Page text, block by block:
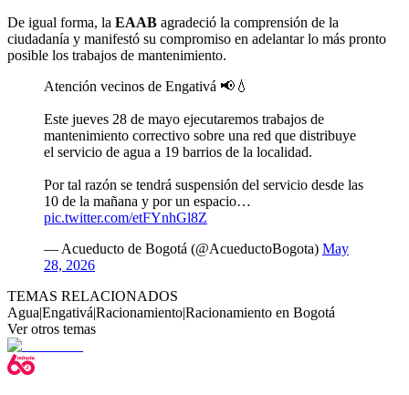
De igual forma, la EAAB agradeció la comprensión de la
ciudadanía y manifestó su compromiso en adelantar lo más pronto
posible los trabajos de mantenimiento.
Atención vecinos de Engativá 📢💧
Este jueves 28 de mayo ejecutaremos trabajos de
mantenimiento correctivo sobre una red que distribuye
el servicio de agua a 19 barrios de la localidad.
Por tal razón se tendrá suspensión del servicio desde las
10 de la mañana y por un espacio…
pic.twitter.com/etFYnhGl8Z
— Acueducto de Bogotá (@AcueductoBogota) May
28, 2026
TEMAS RELACIONADOS
Agua|Engativá|Racionamiento|Racionamiento en Bogotá
Ver otros temas